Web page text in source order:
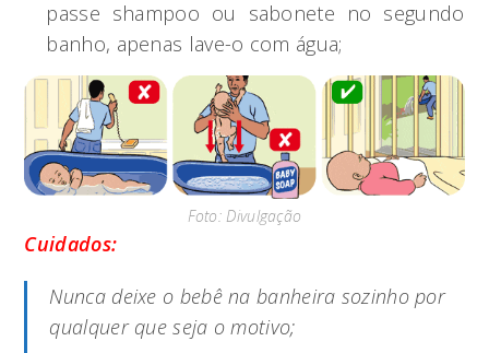
passe shampoo ou sabonete no segundo
banho, apenas lave-o com água;
Foto: Divulgação
Cuidados:
Nunca deixe o bebê na banheira sozinho por
qualquer que seja o motivo;